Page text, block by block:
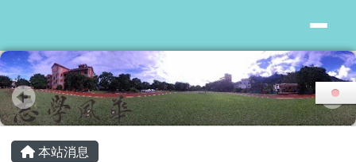
主內容區域
本站消息
頁尾區域